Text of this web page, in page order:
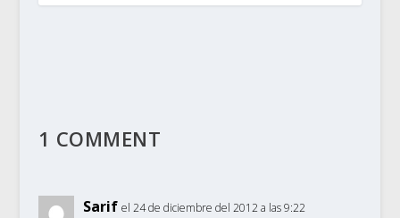
1 COMMENT
Sarif el 24 de diciembre del 2012 a las 9:22